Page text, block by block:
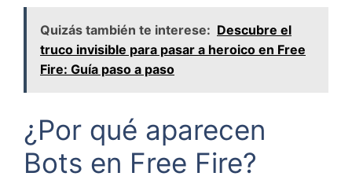
Quizás también te interese: Descubre el
truco invisible para pasar a heroico en Free
Fire: Guía paso a paso
¿Por qué aparecen
Bots en Free Fire?